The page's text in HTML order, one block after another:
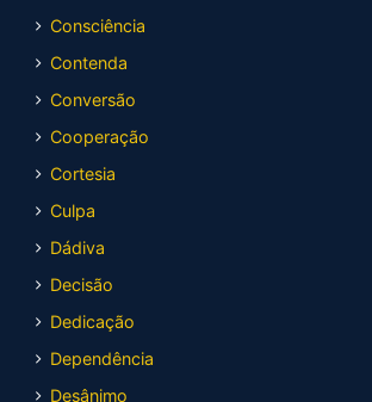
Consciência
Contenda
Conversão
Cooperação
Cortesia
Culpa
Dádiva
Decisão
Dedicação
Dependência
Desânimo